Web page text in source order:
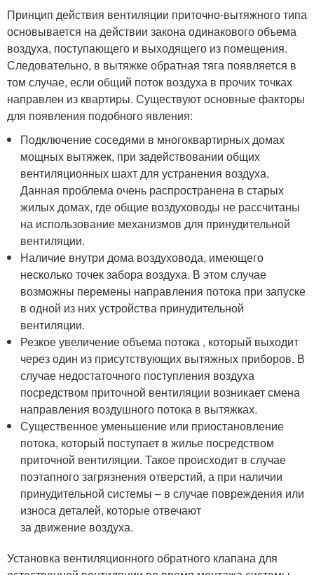
Принцип действия вентиляции приточно-вытяжного типа
основывается на действии закона одинакового объема
воздуха, поступающего и выходящего из помещения.
Следовательно, в вытяжке обратная тяга появляется в
том случае, если общий поток воздуха в прочих точках
направлен из квартиры. Существуют основные факторы
для появления подобного явления:
Подключение соседями в многоквартирных домах
мощных вытяжек, при задействовании общих
вентиляционных шахт для устранения воздуха.
Данная проблема очень распространена в старых
жилых домах, где общие воздуховоды не рассчитаны
на использование механизмов для принудительной
вентиляции.
Наличие внутри дома воздуховода, имеющего
несколько точек забора воздуха. В этом случае
возможны перемены направления потока при запуске
в одной из них устройства принудительной
вентиляции.
Резкое увеличение объема потока , который выходит
через один из присутствующих вытяжных приборов. В
случае недостаточного поступления воздуха
посредством приточной вентиляции возникает смена
направления воздушного потока в вытяжках.
Существенное уменьшение или приостановление
потока, который поступает в жилье посредством
приточной вентиляции. Такое происходит в случае
поэтапного загрязнения отверстий, а при наличии
принудительной системы – в случае повреждения или
износа деталей, которые отвечают
за движение воздуха.
Установка вентиляционного обратного клапана для